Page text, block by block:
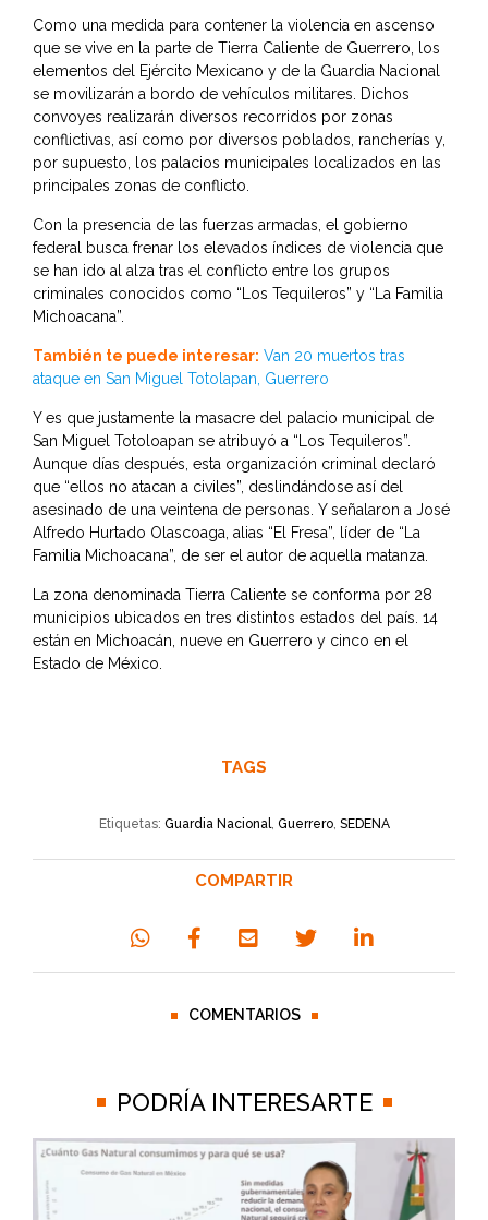
Como una medida para contener la violencia en ascenso
que se vive en la parte de Tierra Caliente de Guerrero, los
elementos del Ejército Mexicano y de la Guardia Nacional
se movilizarán a bordo de vehículos militares. Dichos
convoyes realizarán diversos recorridos por zonas
conflictivas, así como por diversos poblados, rancherías y,
por supuesto, los palacios municipales localizados en las
principales zonas de conflicto.
Con la presencia de las fuerzas armadas, el gobierno
federal busca frenar los elevados índices de violencia que
se han ido al alza tras el conflicto entre los grupos
criminales conocidos como “Los Tequileros” y “La Familia
Michoacana”.
También te puede interesar: Van 20 muertos tras
ataque en San Miguel Totolapan, Guerrero
Y es que justamente la masacre del palacio municipal de
San Miguel Totoloapan se atribuyó a “Los Tequileros”.
Aunque días después, esta organización criminal declaró
que “ellos no atacan a civiles”, deslindándose así del
asesinado de una veintena de personas. Y señalaron a José
Alfredo Hurtado Olascoaga, alias “El Fresa”, líder de “La
Familia Michoacana”, de ser el autor de aquella matanza.
La zona denominada Tierra Caliente se conforma por 28
municipios ubicados en tres distintos estados del país. 14
están en Michoacán, nueve en Guerrero y cinco en el
Estado de México.
TAGS
Etiquetas: Guardia Nacional, Guerrero, SEDENA
COMPARTIR
COMENTARIOS
PODRÍA INTERESARTE